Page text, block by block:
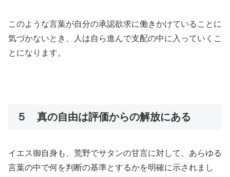
このような言葉が自分の承認欲求に働きかけていることに
気づかないとき、人は自ら進んで支配の中に入っていくこ
とになります。
５ 真の自由は評価からの解放にある
イエス御自身も、荒野でサタンの甘言に対して、あらゆる
言葉の中で何を判断の基準とするかを明確に示されまし